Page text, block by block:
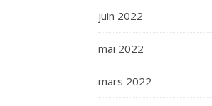
juin 2022
mai 2022
mars 2022